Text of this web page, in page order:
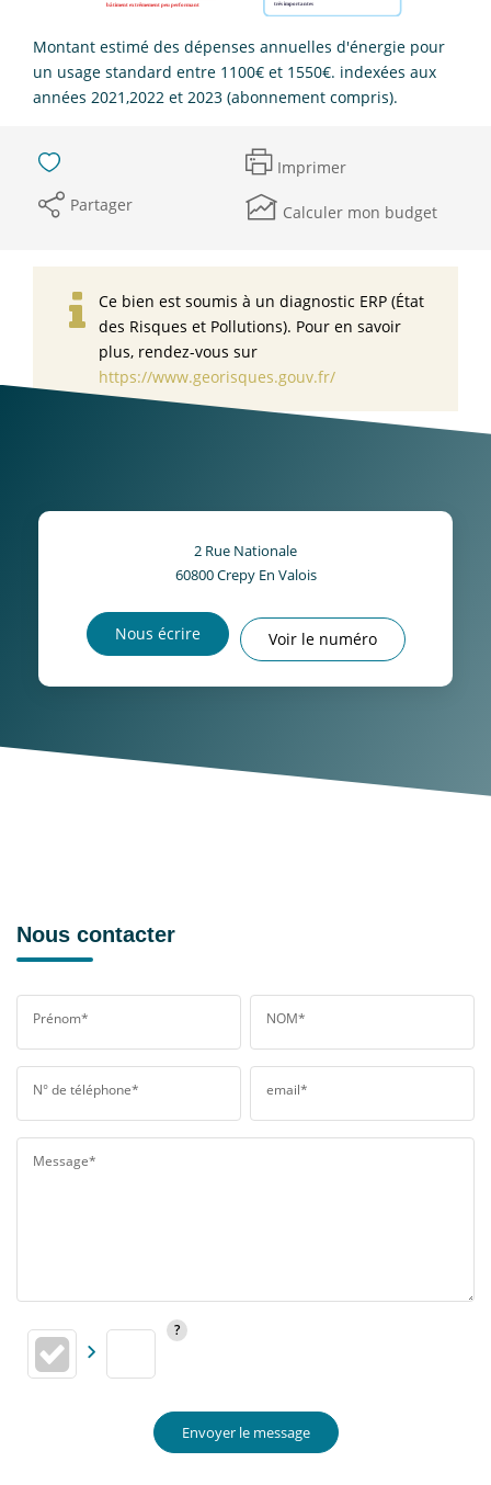
Montant estimé des dépenses annuelles d'énergie pour
un usage standard entre 1100€ et 1550€. indexées aux
années 2021,2022 et 2023 (abonnement compris).
Imprimer
Partager
Calculer mon budget
Ce bien est soumis à un diagnostic ERP (État
des Risques et Pollutions). Pour en savoir
plus, rendez-vous sur
https://www.georisques.gouv.fr/
2 Rue Nationale
60800Crepy En Valois
Nous écrire Voir le numéro
Nous contacter
Prénom* NOM*
N° de téléphone* email*
Message*
Envoyer le message